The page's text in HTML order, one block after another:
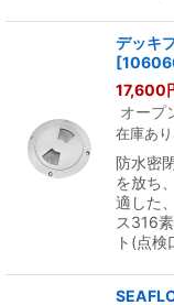
デッキ
[
17,600
オープ
在庫あり
防水密
を放ち
適した
ス316
ト(点